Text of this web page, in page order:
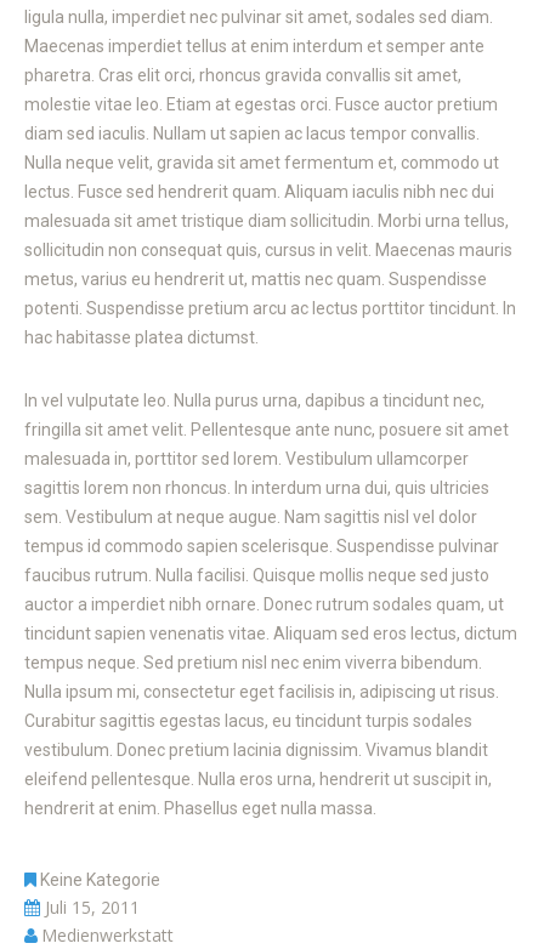
ligula nulla, imperdiet nec pulvinar sit amet, sodales sed diam.
Maecenas imperdiet tellus at enim interdum et semper ante
pharetra. Cras elit orci, rhoncus gravida convallis sit amet,
molestie vitae leo. Etiam at egestas orci. Fusce auctor pretium
diam sed iaculis. Nullam ut sapien ac lacus tempor convallis.
Nulla neque velit, gravida sit amet fermentum et, commodo ut
lectus. Fusce sed hendrerit quam. Aliquam iaculis nibh nec dui
malesuada sit amet tristique diam sollicitudin. Morbi urna tellus,
sollicitudin non consequat quis, cursus in velit. Maecenas mauris
metus, varius eu hendrerit ut, mattis nec quam. Suspendisse
potenti. Suspendisse pretium arcu ac lectus porttitor tincidunt. In
hac habitasse platea dictumst.
In vel vulputate leo. Nulla purus urna, dapibus a tincidunt nec,
fringilla sit amet velit. Pellentesque ante nunc, posuere sit amet
malesuada in, porttitor sed lorem. Vestibulum ullamcorper
sagittis lorem non rhoncus. In interdum urna dui, quis ultricies
sem. Vestibulum at neque augue. Nam sagittis nisl vel dolor
tempus id commodo sapien scelerisque. Suspendisse pulvinar
faucibus rutrum. Nulla facilisi. Quisque mollis neque sed justo
auctor a imperdiet nibh ornare. Donec rutrum sodales quam, ut
tincidunt sapien venenatis vitae. Aliquam sed eros lectus, dictum
tempus neque. Sed pretium nisl nec enim viverra bibendum.
Nulla ipsum mi, consectetur eget facilisis in, adipiscing ut risus.
Curabitur sagittis egestas lacus, eu tincidunt turpis sodales
vestibulum. Donec pretium lacinia dignissim. Vivamus blandit
eleifend pellentesque. Nulla eros urna, hendrerit ut suscipit in,
hendrerit at enim. Phasellus eget nulla massa.
Keine Kategorie
Juli 15, 2011
Medienwerkstatt